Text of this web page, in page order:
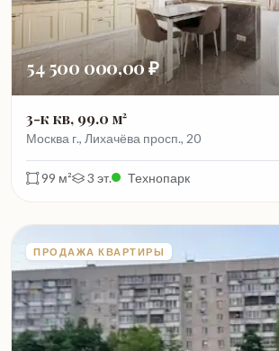
54 500 000,00 ₽
3-к кв, 99.0 м²
Москва г., Лихачёва просп., 20
99 м² 3 эт. Технопарк
ПРОДАЖА КВАРТИРЫ